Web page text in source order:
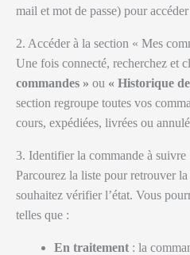
mail et mot de passe) pour
2. Accéder à la section « Mes
Une fois connecté, recherchez et
commandes » ou « Historique
section regroupe toutes vos
cours, expédiées, livrées ou
3. Identifier la commande à suivre
Parcourez la liste pour retrouver
souhaitez vérifier l’état. Vous
telles que :
En traitement : la